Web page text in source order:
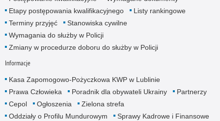
Etapy postępowania kwalifikacyjnego
Listy rankingowe
Terminy przyjęć
Stanowiska cywilne
Wymagania do służby w Policji
Zmiany w procedurze doboru do służby w Policji
Informacje
Kasa Zapomogowo-Pożyczkowa KWP w Lublinie
Prawa Człowieka
Poradnik dla obywateli Ukrainy
Partnerzy
Cepol
Ogłoszenia
Zielona strefa
Oddziały o Profilu Mundurowym
Sprawy Kadrowe i Finansowe